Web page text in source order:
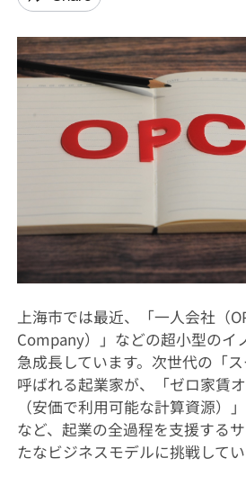
上海市では最近、「一人会社（
Company）」などの超小型のイ
急成長しています。次世代の「
呼ばれる起業家が、「ゼロ家賃
（安価で利用可能な計算資源）
など、起業の全過程を支援する
たなビジネスモデルに挑戦してい